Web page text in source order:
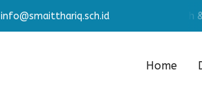
info@smaitthariq.sch.idMembangun Pribadi Shaleh &
Home